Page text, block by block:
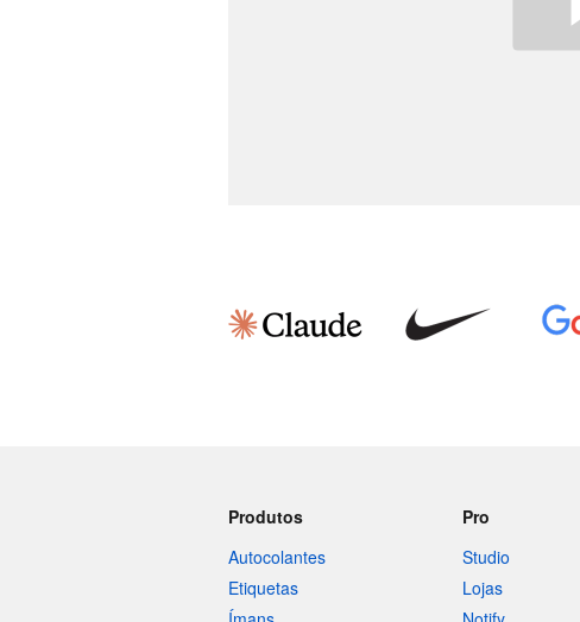
Produtos
Autocolantes
Etiquetas
Pro
Studio
Lojas